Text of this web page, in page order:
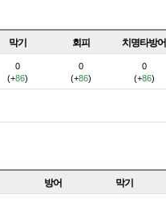
막기 회피 치명타방어
0
(+86)
0
(+86)
0
(+86)
방어 막기